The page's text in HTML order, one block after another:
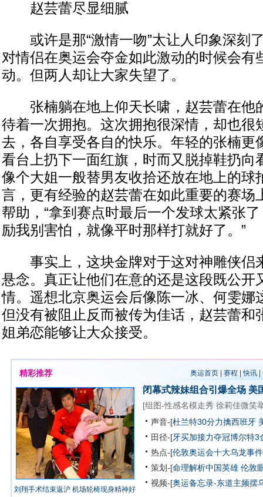
赵芸蕾尽显细腻
或许是那“激情一吻”太让人印象深刻
对情侣在奥运会夺金如此激动的时候会有
动。但两人却让大家失望了。
张楠躺在地上仰天长啸，赵芸蕾在他
待着一次拥抱。这次拥抱很深情，却也很
去，各自享受各自的快乐。年轻的张楠更
看台上扔下一面红旗，时而又脱掉鞋扔向
像个大姐一般替男友收拾还放在地上的球
言，更有经验的赵芸蕾在如此重要的赛场
帮助，“拿到赛点时最后一个发球太紧张
励我别害怕，就像平时那样打就好了。”
事实上，这块金牌对于这对神雕侠侣
悬念。真正让他们在意的还是这段既公开
情。遥想北京奥运会后像陈一冰、何雯娜
但没有被阻止反而被传为佳话，赵芸蕾和
姐弟恋能够让大众接受。
精彩推荐 奥运首页| 赛程 |快讯|
刘翔手术结束返沪 机场轮椅现身精神好
闭幕式辣妹组合引爆全场 美
[组图-性感名模走秀 徐莉佳微笑
声音-[杜兰特30分力擒西班牙
田径-[牙买加接力夺冠博尔特3
热点-[伦敦奥运会十大乌龙事件
策划-[命理解析中国英雄 伦敦
视频-[奥运备忘录-东道主频摆